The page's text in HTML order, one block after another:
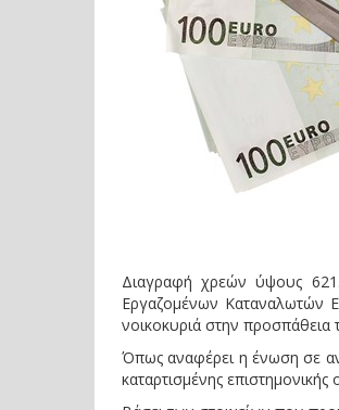
Διαγραφή χρεών ύψους
Εργαζομένων Καταναλωτών
νοικοκυριά στην προσπάθεια
Όπως αναφέρει η ένωση σε
καταρτισμένης